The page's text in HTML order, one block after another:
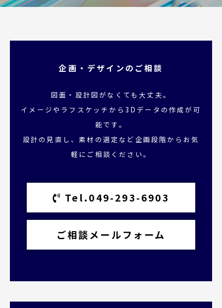
企画・デザインのご相談
図面・設計図がなくても大丈夫。
イメージやラフスケッチから3Dデータの作成が可
能です。
設計の見直し、素材の選定など企画段階からお気
軽にご相談ください。
Tel.049-293-6903
ご相談メールフォーム